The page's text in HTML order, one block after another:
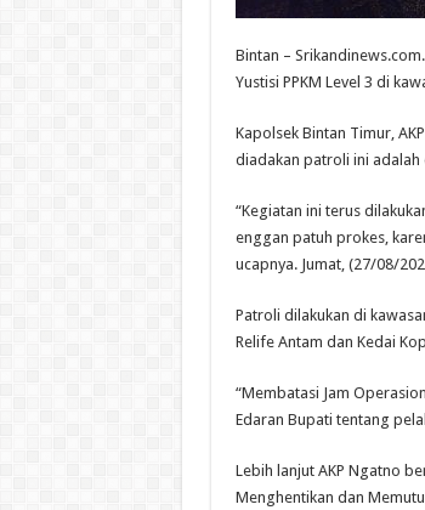
Bintan –
Yustisi PPKM Level 3 di
Kapolsek Bintan Timur,
diadakan patroli ini adalah
“Kegiatan ini terus
enggan patuh prokes,
ucapnya. Jumat, (27/08/
Patroli dilakukan di
Relife Antam dan Kedai
“Membatasi Jam
Edaran Bupati tentang
Lebih lanjut AKP Ngatno
Menghentikan dan